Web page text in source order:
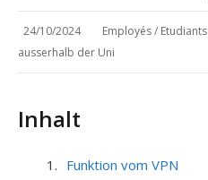
24/10/2024 Employés/ Etudiants
ausserhalb der Uni
Inhalt
Funktion vom VPN